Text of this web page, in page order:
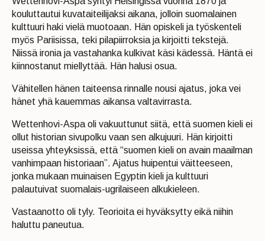
kouluttautui kuvataiteilijaksi aikana, jolloin suomalainen
kulttuuri haki vielä muotoaan. Hän opiskeli ja työskenteli
myös Pariisissa, teki pilapiirroksia ja kirjoitti tekstejä.
Niissä ironia ja vastahanka kulkivat käsi kädessä. Häntä ei
kiinnostanut miellyttää. Hän halusi osua.
Vähitellen hänen taiteensa rinnalle nousi ajatus, joka vei
hänet yhä kauemmas aikansa valtavirrasta.
Wettenhovi-Aspa oli vakuuttunut siitä, että suomen kieli ei
ollut historian sivupolku vaan sen alkujuuri. Hän kirjoitti
useissa yhteyksissä, että “suomen kieli on avain maailman
vanhimpaan historiaan”. Ajatus huipentui väitteeseen,
jonka mukaan muinaisen Egyptin kieli ja kulttuuri
palautuivat suomalais-ugrilaiseen alkukieleen.
Vastaanotto oli tyly. Teorioita ei hyväksytty eikä niihin
haluttu paneutua.